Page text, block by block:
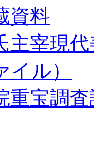
資料
主宰現
イル）
重宝調